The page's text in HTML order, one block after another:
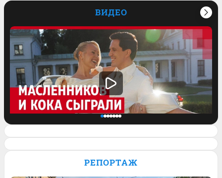
ВИДЕО
сыграли свадьбу. Кадры с торжества и
РЕПОРТАЖ